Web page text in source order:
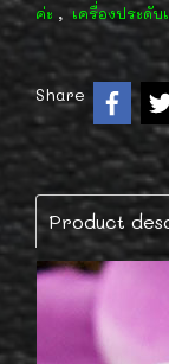
ค่ะ , เครื่องประดับ
Share
Product